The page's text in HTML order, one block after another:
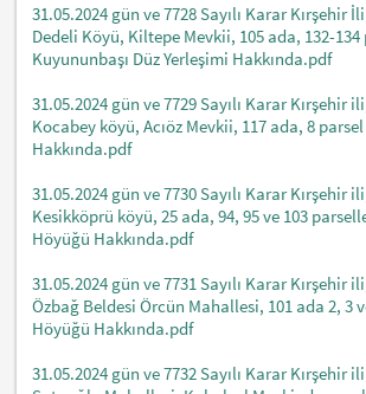
31.05.2024 gün ve 7728 Sayılı Karar Kırşehir
Dedeli Köyü, Kiltepe Mevkii, 105 ada, 132-134
Kuyununbaşı Düz Yerleşimi Hakkında.pdf
31.05.2024 gün ve 7729 Sayılı Karar Kırşehir
Kocabey köyü, Acıöz Mevkii, 117 ada, 8
Hakkında.pdf
31.05.2024 gün ve 7730 Sayılı Karar Kırşehir
Kesikköprü köyü, 25 ada, 94, 95 ve 103
Höyüğü Hakkında.pdf
31.05.2024 gün ve 7731 Sayılı Karar Kırşehir
Özbağ Beldesi Örcün Mahallesi, 101 ada 2, 3
Höyüğü Hakkında.pdf
31.05.2024 gün ve 7732 Sayılı Karar Kırşehir